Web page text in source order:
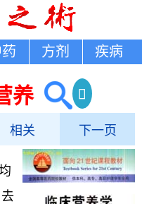
方剂 疾病
养
相关 下一页